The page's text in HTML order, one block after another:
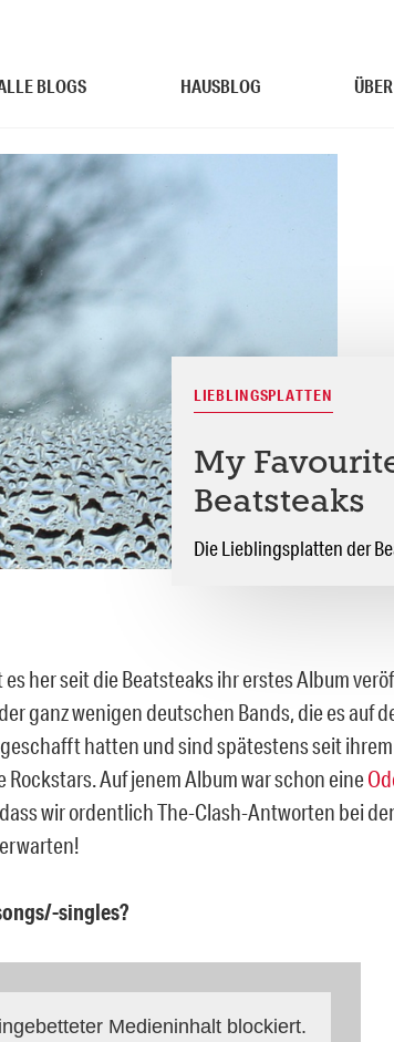
BLOGS HAUSBLOG
LIEBLINGSPLATTEN
My
Beatsteaks
Die Lieblingsplatten der
her seit die Beatsteaks ihr erstes Album
ganz wenigen deutschen Bands, die es auf
hatten und sind spätestens seit
Rockstars. Auf jenem Album war schon eine
wir ordentlich The-Clash-Antworten bei
singles?
Medieninhalt blockiert.